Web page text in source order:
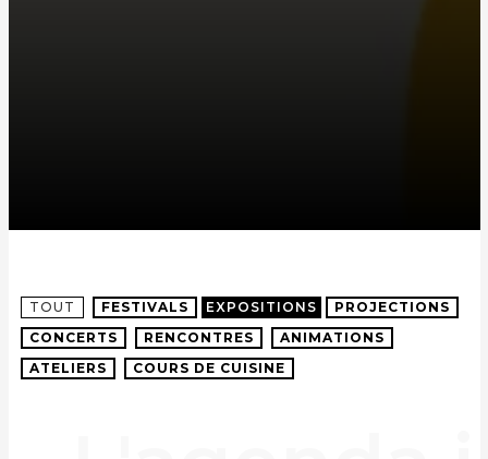
TOUT FESTIVALS EXPOSITIONS
PROJECTIONS
CONCERTS
RENCONTRES
ANIMATIONS
ATELIERS
COURS DE CUISINE